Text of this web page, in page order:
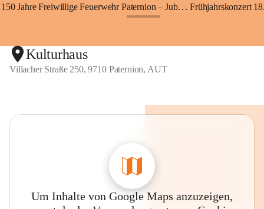
150 Jahre Freiwillige Feuerwehr Paternion – Jubiläumsfest Frühjahrskonzert
Kulturhaus
Villacher Straße 250, 9710 Paternion, AUT
Um Inhalte von Google Maps anzuzeigen,